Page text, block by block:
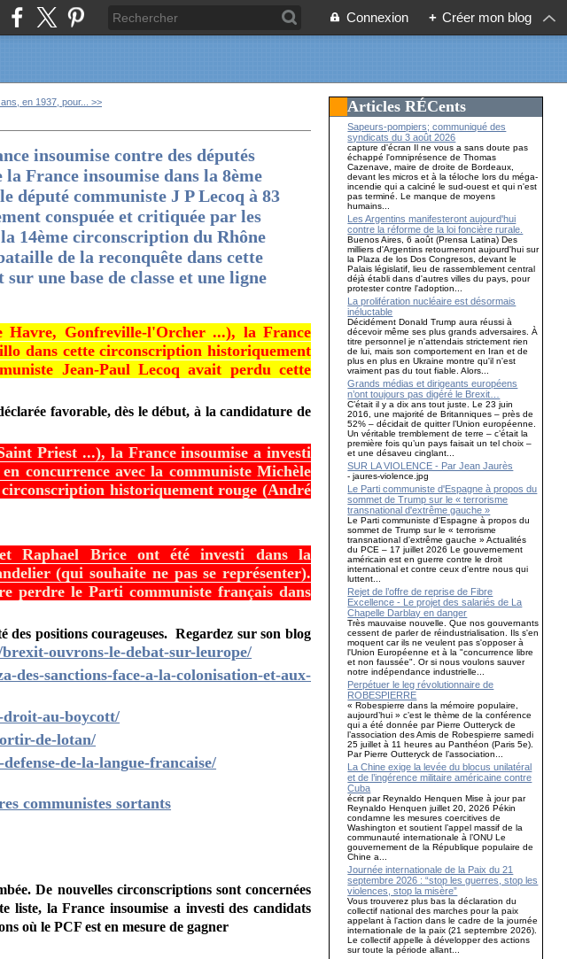
Connexion + Créer mon blog
en 1937, pour... >>
insoumise contre des députés
France insoumise dans la 8ème
député communiste J P Lecoq à 83
conspuée et critiquée par les
14ème circonscription du Rhône
de la reconquête dans cette
une base de classe et une ligne
Havre, Gonfreville-l'Orcher ...), la France
dans cette circonscription historiquement
Jean-Paul Lecoq avait perdu cette
favorable, dès le début, à la candidature de
Priest ...), la France insoumise a investi
concurrence avec la communiste Michèle
historiquement rouge (André
Raphael Brice ont été investi dans la
(qui souhaite ne pas se représenter).
perdre le Parti communiste français dans
positions courageuses. Regardez sur son blog
ouvrons-le-debat-sur-leurope/
des-sanctions-face-a-la-colonisation-et-aux-
droit-au-boycott/
de-lotan/
de-la-langue-francaise/
communistes sortants
De nouvelles circonscriptions sont concernées
liste, la France insoumise a investi des candidats
où le PCF est en mesure de gagner
Articles RÉCents
Sapeurs-pompiers; communiqué des
syndicats du 3 août 2026
capture d'écran Il ne vous a sans doute pas
échappé l'omniprésence de Thomas
Cazenave, maire de droite de Bordeaux,
devant les micros et à la téloche lors du méga-
incendie qui a calciné le sud-ouest et qui n'est
pas terminé. Le manque de moyens
humains...
Les Argentins manifesteront aujourd'hui
contre la réforme de la loi foncière rurale.
Buenos Aires, 6 août (Prensa Latina) Des
milliers d'Argentins retourneront aujourd'hui sur
la Plaza de los Dos Congresos, devant le
Palais législatif, lieu de rassemblement central
déjà établi dans d'autres villes du pays, pour
protester contre l'adoption...
La prolifération nucléaire est désormais
inéluctable
Décidément Donald Trump aura réussi à
décevoir même ses plus grands adversaires. À
titre personnel je n'attendais strictement rien
de lui, mais son comportement en Iran et de
plus en plus en Ukraine montre qu'il n'est
vraiment pas du tout fiable. Alors...
Grands médias et dirigeants européens
n’ont toujours pas digéré le Brexit…
C’était il y a dix ans tout juste. Le 23 juin
2016, une majorité de Britanniques – près de
52% – décidait de quitter l’Union européenne.
Un véritable tremblement de terre – c’était la
première fois qu’un pays faisait un tel choix –
et une désaveu cinglant...
SUR LA VIOLENCE - Par Jean Jaurès
- jaures-violence.jpg
Le Parti communiste d'Espagne à propos du
sommet de Trump sur le « terrorisme
transnational d'extrême gauche »
Le Parti communiste d'Espagne à propos du
sommet de Trump sur le « terrorisme
transnational d'extrême gauche » Actualités
du PCE – 17 juillet 2026 Le gouvernement
américain est en guerre contre le droit
international et contre ceux d'entre nous qui
luttent...
Rejet de l’offre de reprise de Fibre
Excellence - Le projet des salariés de La
Chapelle Darblay en danger
Très mauvaise nouvelle. Que nos gouvernants
cessent de parler de réindustrialisation. Ils s'en
moquent car ils ne veulent pas s'opposer à
l'Union Européenne et à la "concurrence libre
et non faussée". Or si nous voulons sauver
notre indépendance industrielle...
Perpétuer le leg révolutionnaire de
ROBESPIERRE
« Robespierre dans la mémoire populaire,
aujourd’hui » c’est le thème de la conférence
qui a été donnée par Pierre Outteryck de
l’association des Amis de Robespierre samedi
25 juillet à 11 heures au Panthéon (Paris 5e).
Par Pierre Outteryck de l’association...
La Chine exige la levée du blocus unilatéral
et de l’ingérence militaire américaine contre
Cuba
écrit par Reynaldo Henquen Mise à jour par
Reynaldo Henquen juillet 20, 2026 Pékin
condamne les mesures coercitives de
Washington et soutient l’appel massif de la
communauté internationale à l’ONU Le
gouvernement de la République populaire de
Chine a...
Journée internationale de la Paix du 21
septembre 2026 : “stop les guerres, stop les
violences, stop la misère”
Vous trouverez plus bas la déclaration du
collectif national des marches pour la paix
appelant à l'action dans le cadre de la journée
internationale de la paix (21 septembre 2026).
Le collectif appelle à développer des actions
sur toute la période allant...